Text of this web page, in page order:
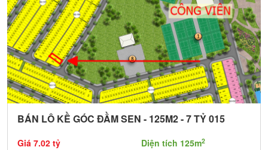
BÁN LÔ KỀ GÓC ĐẦM SEN - 125M2 - 7 TỶ 015
Giá 7.02 tỷ Diện tích 125m2